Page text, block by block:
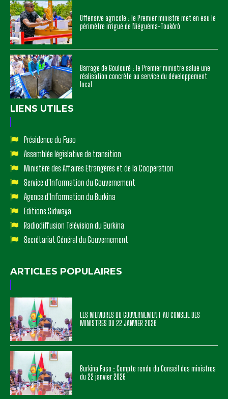
Offensive agricole : le Premier ministre met en eau le
périmètre irrigué de Niéguéma-Toukôrô
Barrage de Goulouré : le Premier ministre salue une
réalisation concrète au service du développement
local
LIENS UTILES
Présidence du Faso
Assemblée législative de transition
Ministère des Affaires Etrangères et de la Coopération
Service d'Information du Gouvernement
Agence d'Information du Burkina
Editions Sidwaya
Radiodiffusion Télévision du Burkina
Secrétariat Général du Gouvernement
ARTICLES POPULAIRES
LES MEMBRES DU GOUVERNEMENT AU CONSEIL DES
MINISTRES DU 22 JANVIER 2026
Burkina Faso : Compte rendu du Conseil des ministres
du 22 janvier 2026